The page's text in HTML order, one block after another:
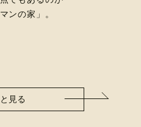
ンの家」。
見る